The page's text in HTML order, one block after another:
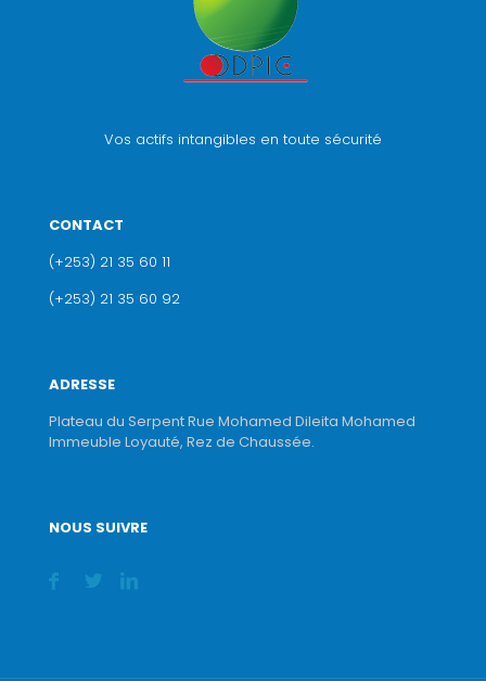
Vos actifs intangibles en toute sécurité
CONTACT
(+253) 21 35 60 11
(+253) 21 35 60 92
ADRESSE
Plateau du Serpent Rue Mohamed Dileita Mohamed
Immeuble Loyauté, Rez de Chaussée.
NOUS SUIVRE